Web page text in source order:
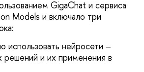
GigaChat и сервиса
Models и включало три
использовать нейросети –
решений и их применения в